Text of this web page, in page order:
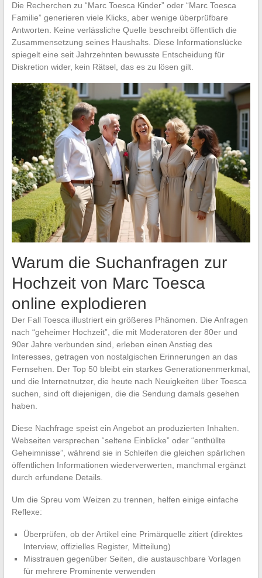
Die Recherchen zu “Marc Toesca Kinder” oder “Marc Toesca
Familie” generieren viele Klicks, aber wenige überprüfbare
Antworten. Keine verlässliche Quelle beschreibt öffentlich die
Zusammensetzung seines Haushalts. Diese Informationslücke
spiegelt eine seit Jahrzehnten bewusste Entscheidung für
Diskretion wider, kein Rätsel, das es zu lösen gilt.
Warum die Suchanfragen zur
Hochzeit von Marc Toesca
online explodieren
Der Fall Toesca illustriert ein größeres Phänomen. Die Anfragen
nach “geheimer Hochzeit”, die mit Moderatoren der 80er und
90er Jahre verbunden sind, erleben einen Anstieg des
Interesses, getragen von nostalgischen Erinnerungen an das
Fernsehen. Der Top 50 bleibt ein starkes Generationenmerkmal,
und die Internetnutzer, die heute nach Neuigkeiten über Toesca
suchen, sind oft diejenigen, die die Sendung damals gesehen
haben.
Diese Nachfrage speist ein Angebot an produzierten Inhalten.
Webseiten versprechen “seltene Einblicke” oder “enthüllte
Geheimnisse”, während sie in Schleifen die gleichen spärlichen
öffentlichen Informationen wiederverwerten, manchmal ergänzt
durch erfundene Details.
Um die Spreu vom Weizen zu trennen, helfen einige einfache
Reflexe:
Überprüfen, ob der Artikel eine Primärquelle zitiert (direktes
Interview, offizielles Register, Mitteilung)
Misstrauen gegenüber Seiten, die austauschbare Vorlagen
für mehrere Prominente verwenden